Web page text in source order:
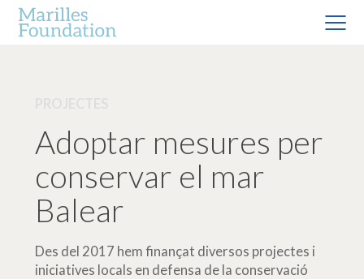
Adoptar mesures per
conservar el mar
Balear
Des del 2017 hem finançat diversos projectes i
iniciatives locals en defensa de la conservació